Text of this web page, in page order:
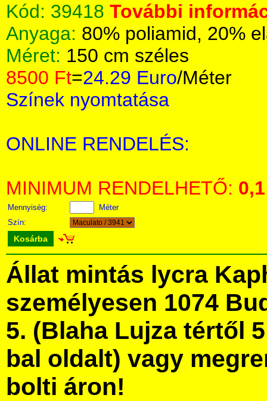
Kód: 39418 További
Anyaga: 80% poliamid, 20%
Méret: 150 cm széles
8500 Ft=24.29 Euro/Méter
Színek nyomtatása
ONLINE RENDELÉS:
MINIMUM RENDELHETŐ: 0,1
Mennyiség:
Méter
Szín:
Kosárba
Állat mintás lycra
személyesen 1074
5. (Blaha Lujza tértől
bal oldalt) vagy
bolti áron!